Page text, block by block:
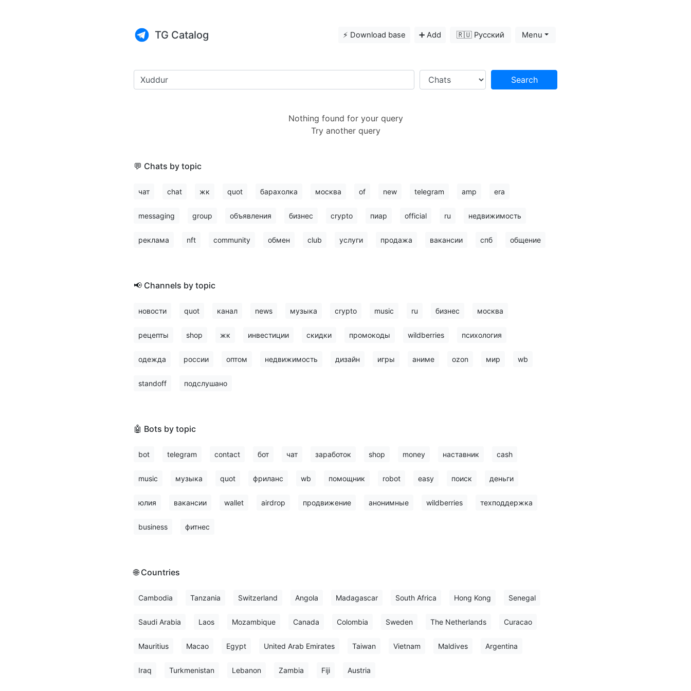
TG Catalog ⚡️ Download base ➕ Add 🇷🇺 Русский Menu
Search
Nothing found for your query
Try another query
💬 Chats by topic
чат chat жк quot барахолка москва of new telegram amp era
messaging group объявления бизнес crypto пиар official ru недвижимость
реклама nft community обмен club услуги продажа вакансии спб общение
📢 Channels by topic
новости quot канал news музыка crypto music ru бизнес москва
рецепты shop жк инвестиции скидки промокоды wildberries психология
одежда россии оптом недвижимость дизайн игры аниме ozon мир wb
standoff подслушано
🤖 Bots by topic
bot telegram contact бот чат заработок shop money наставник cash
music музыка quot фриланс wb помощник robot easy поиск деньги
юлия вакансии wallet airdrop продвижение анонимные wildberries техподдержка
business фитнес
🌐 Countries
Cambodia Tanzania Switzerland Angola Madagascar South Africa Hong Kong Senegal
Saudi Arabia Laos Mozambique Canada Colombia Sweden The Netherlands Curacao
Mauritius Macao Egypt United Arab Emirates Taiwan Vietnam Maldives Argentina
Iraq Turkmenistan Lebanon Zambia Fiji Austria